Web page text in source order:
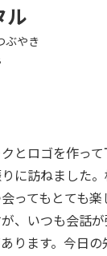
ル
ぶやき
とロゴを作っ
に訪ねました
ってもとても
、いつも会話
ります。今日